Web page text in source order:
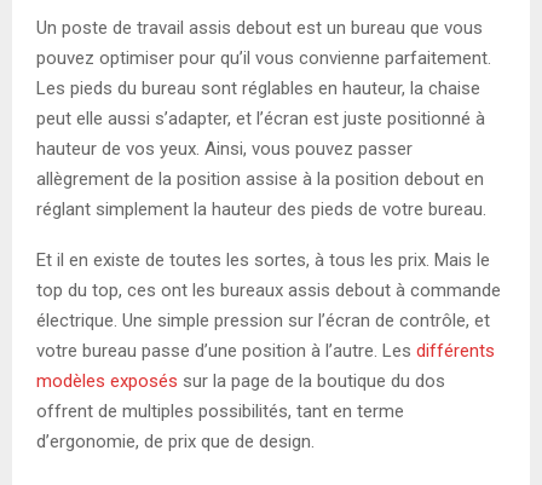
Un poste de travail assis debout est un bureau que vous
pouvez optimiser pour qu’il vous convienne parfaitement.
Les pieds du bureau sont réglables en hauteur, la chaise
peut elle aussi s’adapter, et l’écran est juste positionné à
hauteur de vos yeux. Ainsi, vous pouvez passer
allègrement de la position assise à la position debout en
réglant simplement la hauteur des pieds de votre bureau.
Et il en existe de toutes les sortes, à tous les prix. Mais le
top du top, ces ont les bureaux assis debout à commande
électrique. Une simple pression sur l’écran de contrôle, et
votre bureau passe d’une position à l’autre. Les différents
modèles exposés sur la page de la boutique du dos
offrent de multiples possibilités, tant en terme
d’ergonomie, de prix que de design.